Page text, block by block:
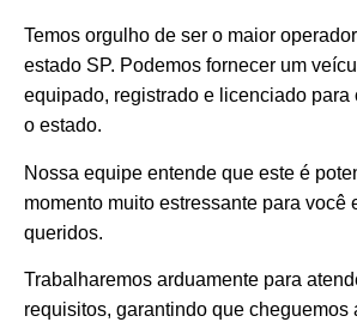
Temos orgulho de ser o maior
estado SP. Podemos fornecer um
equipado, registrado e licenciado para
o estado.
Nossa equipe entende que este é
momento muito estressante para você
queridos.
Trabalharemos arduamente para
requisitos, garantindo que cheguemos